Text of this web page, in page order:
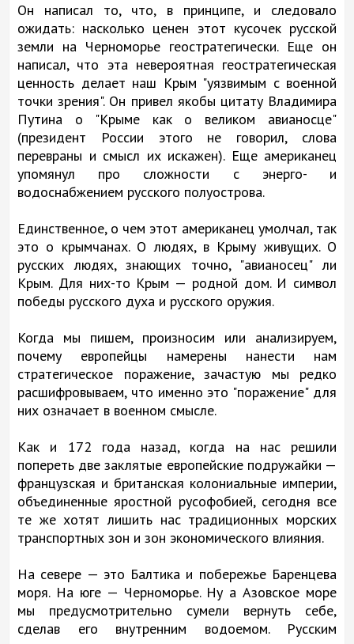
Он написал то, что, в принципе, и следовало
ожидать: насколько ценен этот кусочек русской
земли на Черноморье геостратегически. Еще он
написал, что эта невероятная геостратегическая
ценность делает наш Крым "уязвимым с военной
точки зрения". Он привел якобы цитату Владимира
Путина о "Крыме как о великом авианосце"
(президент России этого не говорил, слова
перевраны и смысл их искажен). Еще американец
упомянул про сложности с энерго- и
водоснабжением русского полуострова.
Единственное, о чем этот американец умолчал, так
это о крымчанах. О людях, в Крыму живущих. О
русских людях, знающих точно, "авианосец" ли
Крым. Для них-то Крым — родной дом. И символ
победы русского духа и русского оружия.
Когда мы пишем, произносим или анализируем,
почему европейцы намерены нанести нам
стратегическое поражение, зачастую мы редко
расшифровываем, что именно это "поражение" для
них означает в военном смысле.
Как и 172 года назад, когда на нас решили
попереть две заклятые европейские подружайки —
французская и британская колониальные империи,
объединенные яростной русофобией, сегодня все
те же хотят лишить нас традиционных морских
транспортных зон и зон экономического влияния.
На севере — это Балтика и побережье Баренцева
моря. На юге — Черноморье. Ну а Азовское море
мы предусмотрительно сумели вернуть себе,
сделав его внутренним водоемом. Русским